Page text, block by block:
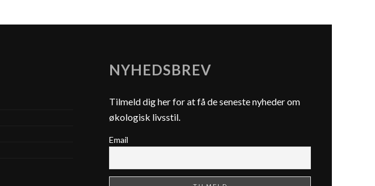
NYHEDSBREV
Tilmeld dig her for at få de seneste nyheder om
økologisk livsstil.
Email